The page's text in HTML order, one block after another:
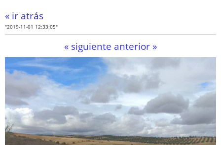
« ir atrás
"2019-11-01 12:33:05"
« siguiente anterior »